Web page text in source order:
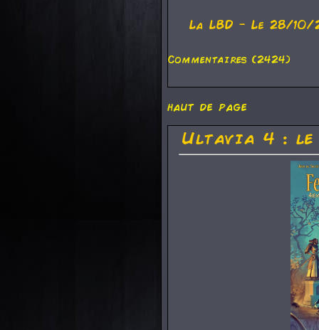
La LBD - Le 28/10/
Commentaires (2424)
haut de page
Ultavia 4 :